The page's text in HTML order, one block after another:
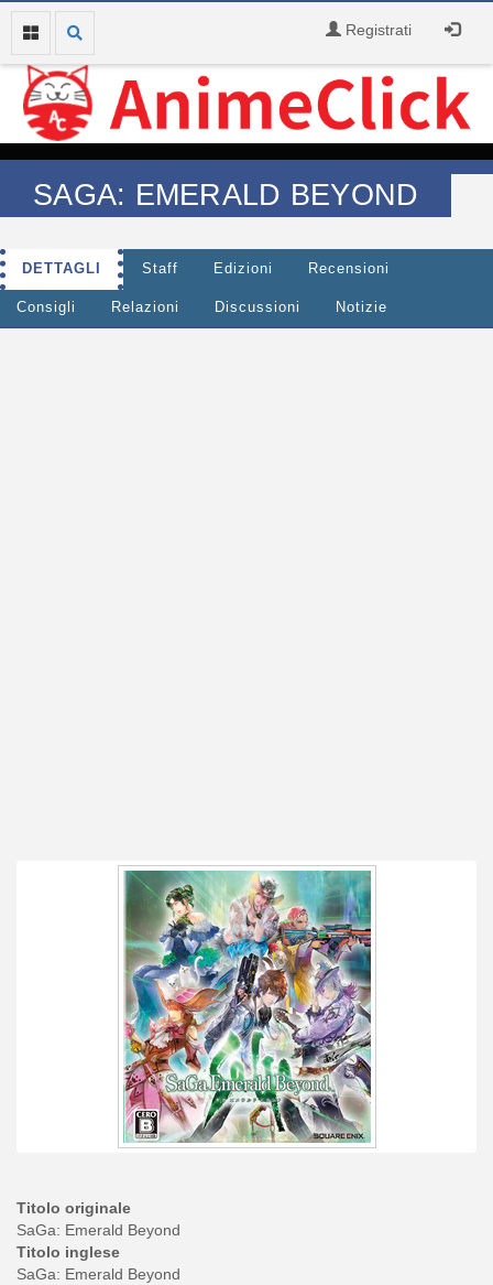
Registrati
SAGA: EMERALD BEYOND
DETTAGLI Staff Edizioni Recensioni
Consigli Relazioni Discussioni Notizie
Titolo originale
SaGa: Emerald Beyond
Titolo inglese
SaGa: Emerald Beyond